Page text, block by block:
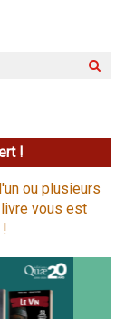
!
ou plusieurs
vous est